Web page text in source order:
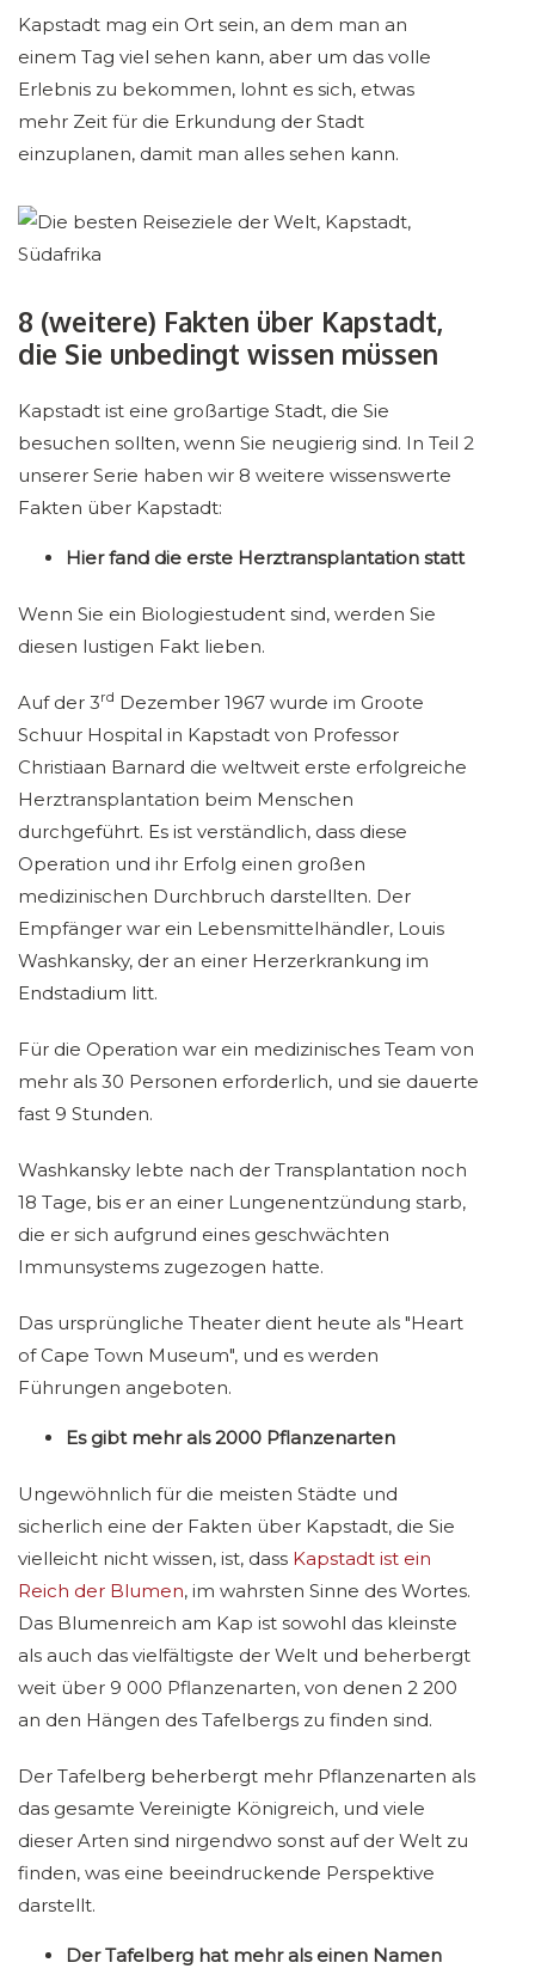
Kapstadt mag ein Ort sein, an dem man an
einem Tag viel sehen kann, aber um das volle
Erlebnis zu bekommen, lohnt es sich, etwas
mehr Zeit für die Erkundung der Stadt
einzuplanen, damit man alles sehen kann.
8 (weitere) Fakten über Kapstadt,
die Sie unbedingt wissen müssen
Kapstadt ist eine großartige Stadt, die Sie
besuchen sollten, wenn Sie neugierig sind. In Teil 2
unserer Serie haben wir 8 weitere wissenswerte
Fakten über Kapstadt:
Hier fand die erste Herztransplantation statt
Wenn Sie ein Biologiestudent sind, werden Sie
diesen lustigen Fakt lieben.
Auf der 3rd Dezember 1967 wurde im Groote
Schuur Hospital in Kapstadt von Professor
Christiaan Barnard die weltweit erste erfolgreiche
Herztransplantation beim Menschen
durchgeführt. Es ist verständlich, dass diese
Operation und ihr Erfolg einen großen
medizinischen Durchbruch darstellten. Der
Empfänger war ein Lebensmittelhändler, Louis
Washkansky, der an einer Herzerkrankung im
Endstadium litt.
Für die Operation war ein medizinisches Team von
mehr als 30 Personen erforderlich, und sie dauerte
fast 9 Stunden.
Washkansky lebte nach der Transplantation noch
18 Tage, bis er an einer Lungenentzündung starb,
die er sich aufgrund eines geschwächten
Immunsystems zugezogen hatte.
Das ursprüngliche Theater dient heute als "Heart
of Cape Town Museum", und es werden
Führungen angeboten.
Es gibt mehr als 2000 Pflanzenarten
Ungewöhnlich für die meisten Städte und
sicherlich eine der Fakten über Kapstadt, die Sie
vielleicht nicht wissen, ist, dass Kapstadt ist ein
Reich der Blumen, im wahrsten Sinne des Wortes.
Das Blumenreich am Kap ist sowohl das kleinste
als auch das vielfältigste der Welt und beherbergt
weit über 9 000 Pflanzenarten, von denen 2 200
an den Hängen des Tafelbergs zu finden sind.
Der Tafelberg beherbergt mehr Pflanzenarten als
das gesamte Vereinigte Königreich, und viele
dieser Arten sind nirgendwo sonst auf der Welt zu
finden, was eine beeindruckende Perspektive
darstellt.
Der Tafelberg hat mehr als einen Namen